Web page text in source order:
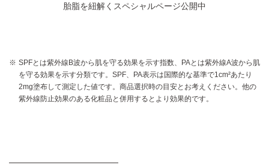
胎脂を紐解くスペシャルページ公開中
SPFとは紫外線B波から肌を守る効果を示す指数、PAとは紫外線A波から肌
を守る効果を示す分類です。SPF、PA表示は国際的な基準で1cm²あたり
2mg塗布して測定した値です。商品選択時の目安とお考えください。他の
紫外線防止効果のある化粧品と併用するとより効果的です。